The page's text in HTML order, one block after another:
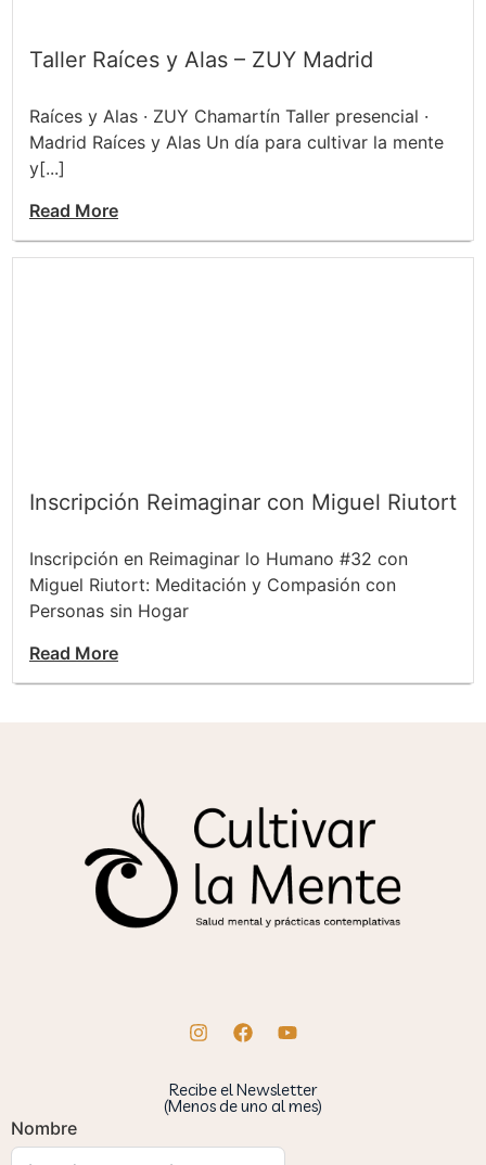
Taller Raíces y Alas – ZUY Madrid
Raíces y Alas · ZUY Chamartín Taller presencial ·
Madrid Raíces y Alas Un día para cultivar la mente
y[...]
Read More
Inscripción Reimaginar con Miguel Riutort
Inscripción en Reimaginar lo Humano #32 con
Miguel Riutort: Meditación y Compasión con
Personas sin Hogar
Read More
Recibe el Newsletter
(Menos de uno al mes)
Nombre